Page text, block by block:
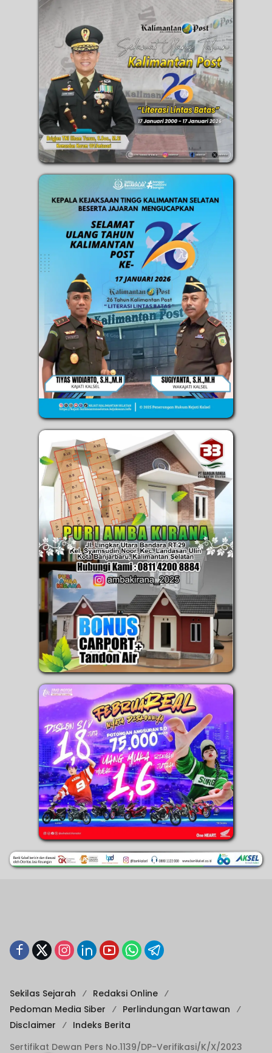
Sekilas Sejarah
Redaksi Online
Pedoman Media Siber
Perlindungan Wartawan
Disclaimer
Indeks Berita
Sertifikat Dewan Pers No.1139/DP-Verifikasi/K/X/2023